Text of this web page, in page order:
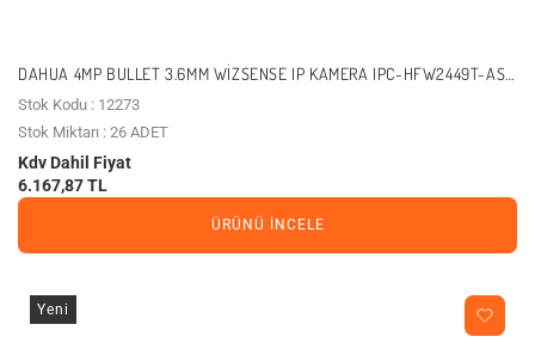
DAHUA 4MP BULLET 3.6MM WIZSENSE IP KAMERA IPC-HFW2449T-AS-
IL-0360B
Stok Kodu : 12273
Stok Miktarı : 26 ADET
Kdv Dahil Fiyat
6.167,87 TL
ÜRÜNÜ İNCELE
Yeni